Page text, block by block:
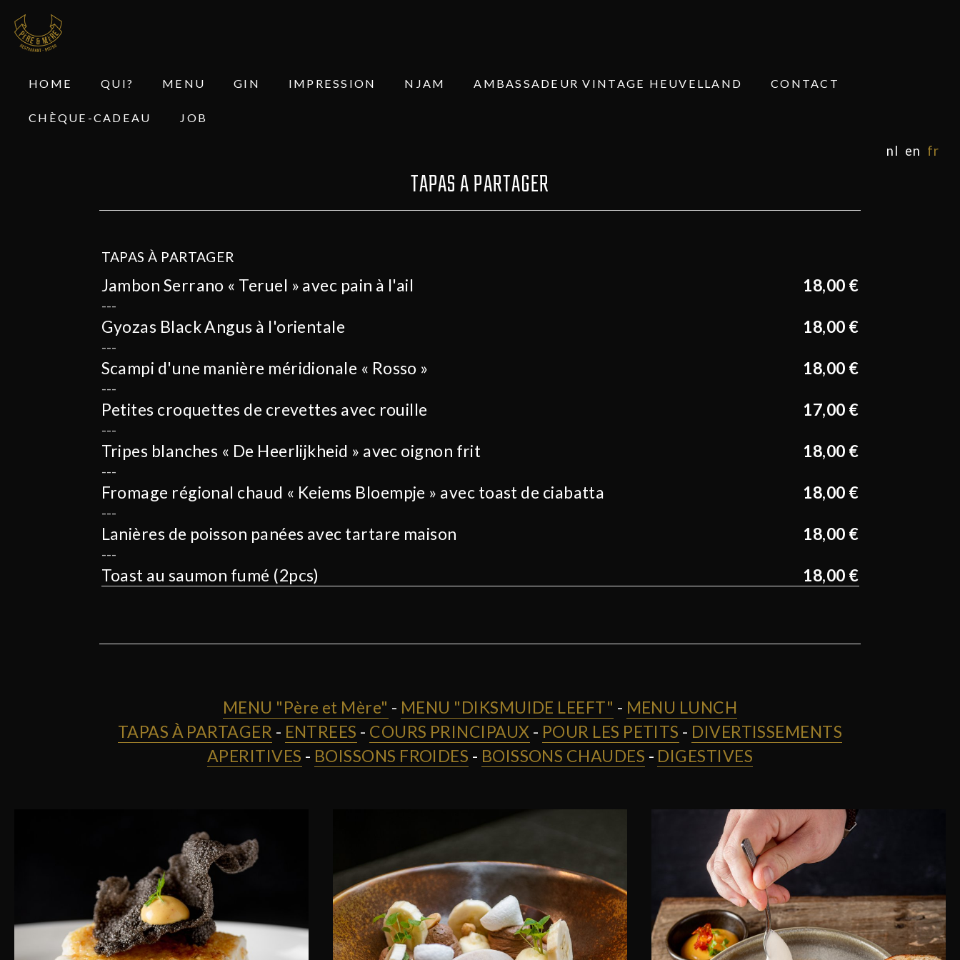
HOME QUI? MENU GIN IMPRESSION NJAM AMBASSADEUR VINTAGE HEUVELLAND CONTACT
CHÈQUE-CADEAU JOB
nl en fr
TAPAS A PARTAGER
TAPAS À PARTAGER
Jambon Serrano « Teruel » avec pain à l'ail 18,00 €
Gyozas Black Angus à l'orientale 18,00 €
Scampi d'une manière méridionale « Rosso » 18,00 €
Petites croquettes de crevettes avec rouille 17,00 €
Tripes blanches « De Heerlijkheid » avec oignon frit 18,00 €
Fromage régional chaud « Keiems Bloempje » avec toast de ciabatta 18,00 €
Lanières de poisson panées avec tartare maison 18,00 €
Toast au saumon fumé (2pcs) 18,00 €
MENU "Père et Mère" - MENU "DIKSMUIDE LEEFT" - MENU LUNCH
TAPAS À PARTAGER - ENTREES - COURS PRINCIPAUX - POUR LES PETITS - DIVERTISSEMENTS
APERITIVES - BOISSONS FROIDES - BOISSONS CHAUDES - DIGESTIVES